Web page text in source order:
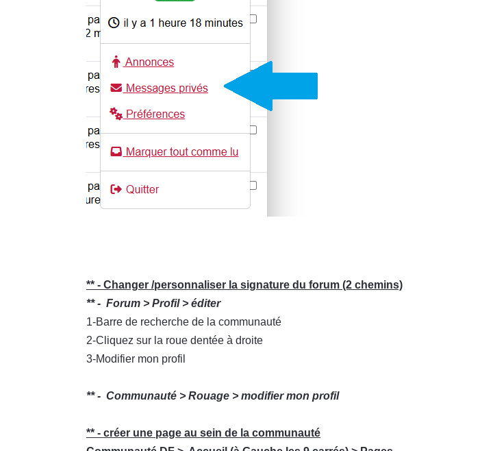
** - Changer /personnaliser la signature du forum (2 chemins)
** - Forum > Profil > éditer
1-Barre de recherche de la communauté
2-Cliquez sur la roue dentée à droite
3-Modifier mon profil
** - Communauté > Rouage > modifier mon profil
** - créer une page au sein de la communauté